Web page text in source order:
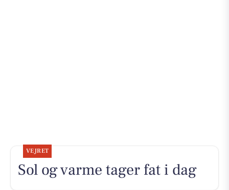
VEJRET
Sol og varme tager fat i dag